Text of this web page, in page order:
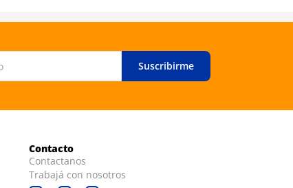
Suscribirme
Contacto
Contactanos
Trabajá con nosotros